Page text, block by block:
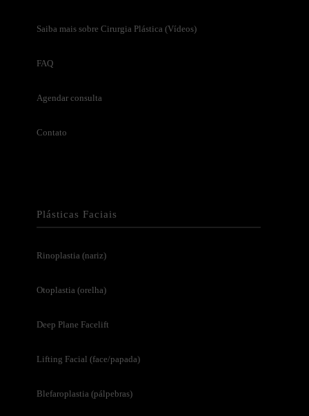
Saiba mais sobre Cirurgia Plástica (Vídeos)
FAQ
Agendar consulta
Contato
Plásticas Faciais
Rinoplastia (nariz)
Otoplastia (orelha)
Deep Plane Facelift
Lifting Facial (face/papada)
Blefaroplastia (pálpebras)